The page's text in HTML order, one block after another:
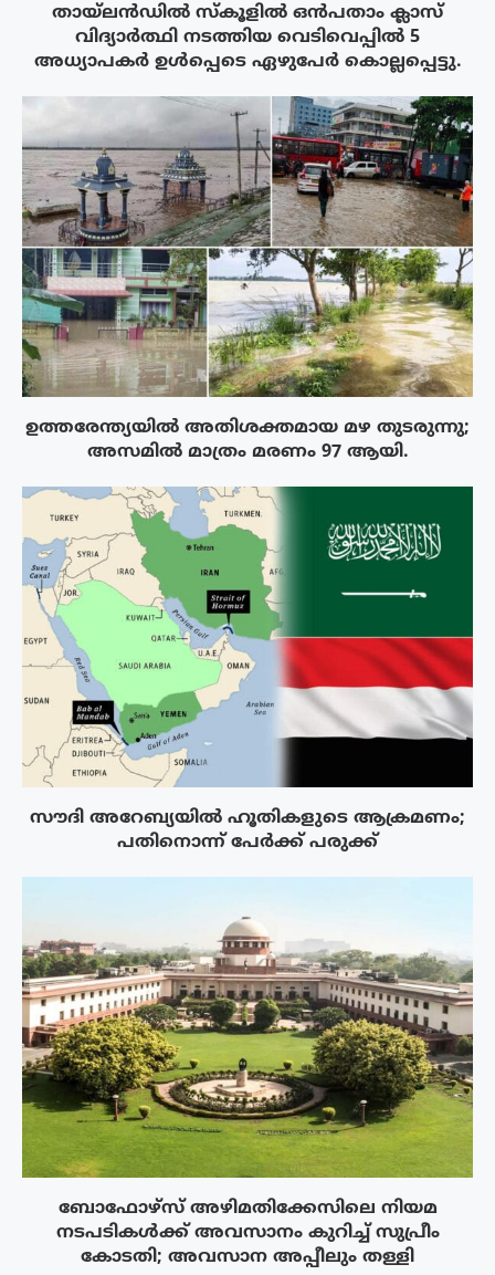
തായ്‌ലൻഡിൽ സ്കൂളിൽ ഒൻപതാം ക്ലാസ്
വിദ്യാർത്ഥി നടത്തിയ വെടിവെപ്പിൽ 5
അധ്യാപകർ ഉൾപ്പെടെ ഏഴുപേർ കൊല്ലപ്പെട്ടു.
ഉത്തരേന്ത്യയിൽ അതിശക്തമായ മഴ തുടരുന്നു;
അസമിൽ മാത്രം മരണം 97 ആയി.
സൗദി അറേബ്യയിൽ ഹൂതികളുടെ ആക്രമണം;
പതിനൊന്ന് പേർക്ക് പരുക്ക്
ബോഫോഴ്‌സ് അഴിമതിക്കേസിലെ നിയമ
നടപടികൾക്ക് അവസാനം കുറിച്ച് സുപ്രീം
കോടതി; അവസാന അപ്പീലും തള്ളി